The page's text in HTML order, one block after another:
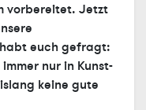
vorbereitet. Jetzt
euch gefragt:
nur in Kunst-
keine gute